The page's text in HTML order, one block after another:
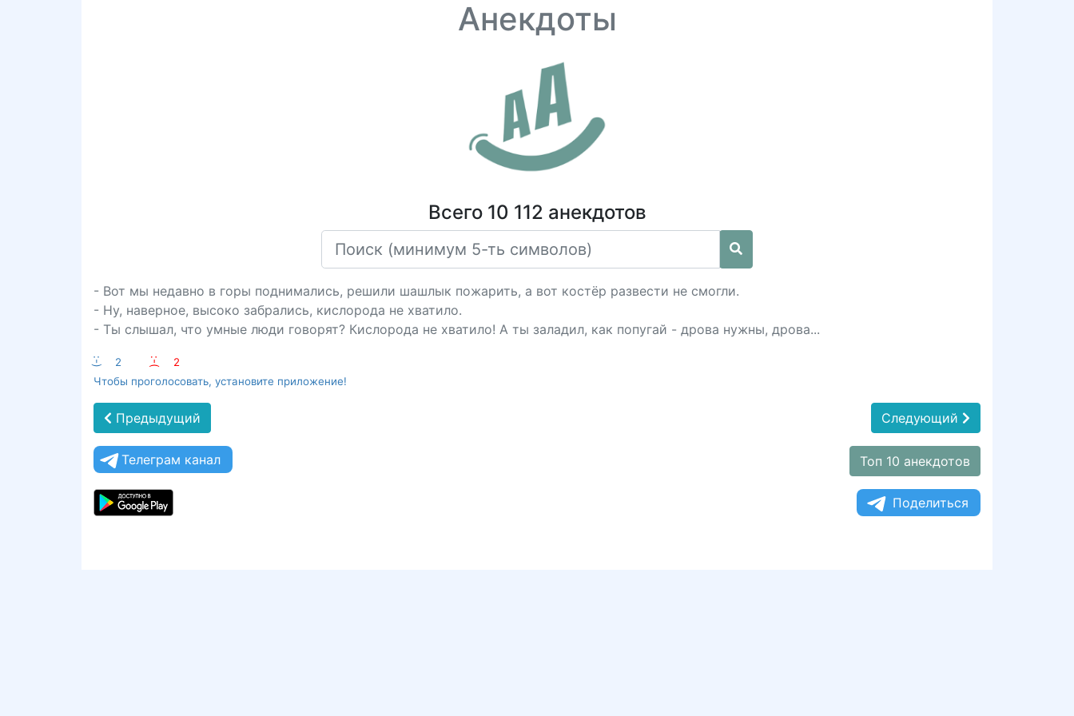
Анекдоты
Всего 10 112 анекдотов
- Вот мы недавно в горы поднимались, решили шашлык пожарить, а вот костёр развести не смогли.
- Ну, наверное, высоко забрались, кислорода не хватило.
- Ты слышал, что умные люди говорят? Кислорода не хватило! А ты заладил, как попугай - дрова нужны, дрова...
:-) 2 :-(
2
Чтобы проголосовать, установите приложение!
Предыдущий Следующий
Телеграм канал Топ 10 анекдотов
Поделиться